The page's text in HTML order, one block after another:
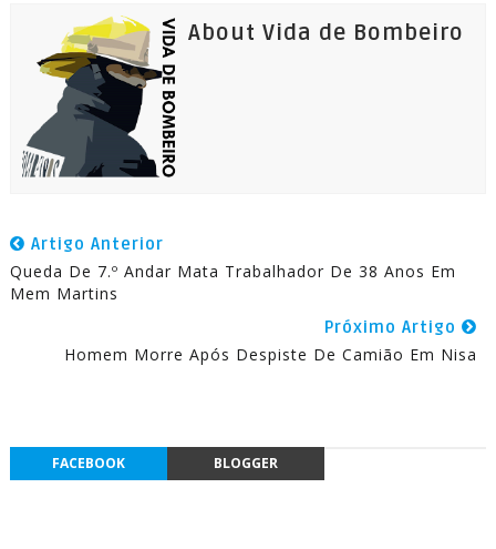
About Vida de Bombeiro
Artigo Anterior
Queda De 7.º Andar Mata Trabalhador De 38 Anos Em
Mem Martins
Próximo Artigo
Homem Morre Após Despiste De Camião Em Nisa
FACEBOOK BLOGGER